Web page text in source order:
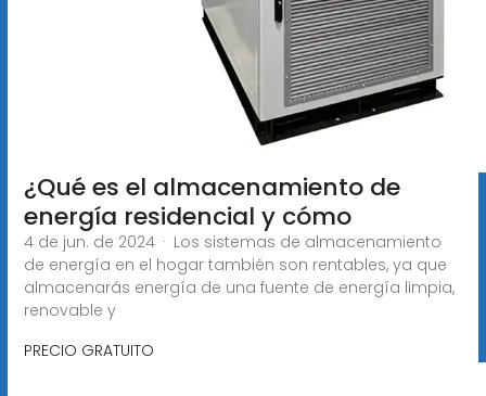
¿Qué es el almacenamiento de
energía residencial y cómo
4 de jun. de 2024 · Los sistemas de almacenamiento
de energía en el hogar también son rentables, ya que
almacenarás energía de una fuente de energía limpia,
renovable y
PRECIO GRATUITO